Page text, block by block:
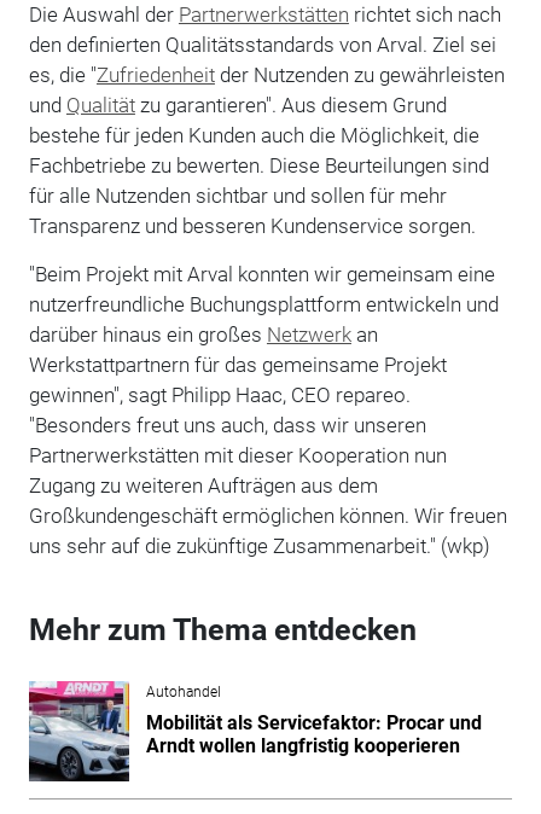
Die Auswahl der Partnerwerkstätten richtet sich nach
den definierten Qualitätsstandards von Arval. Ziel sei
es, die "Zufriedenheitder Nutzenden zu gewährleisten
und Qualitätzu garantieren". Aus diesem Grund
bestehe für jeden Kunden auch die Möglichkeit, die
Fachbetriebe zu bewerten. Diese Beurteilungen sind
für alle Nutzenden sichtbar und sollen für mehr
Transparenz und besseren Kundenservice sorgen.
"Beim Projekt mit Arval konnten wir gemeinsam eine
nutzerfreundliche Buchungsplattform entwickeln und
darüber hinaus ein großes Netzwerkan
Werkstattpartnern für das gemeinsame Projekt
gewinnen", sagt Philipp Haac, CEO repareo.
"Besonders freut uns auch, dass wir unseren
Partnerwerkstätten mit dieser Kooperation nun
Zugang zu weiteren Aufträgen aus dem
Großkundengeschäft ermöglichen können. Wir freuen
uns sehr auf die zukünftige Zusammenarbeit." (wkp)
Mehr zum Thema entdecken
Autohandel
Mobilität als Servicefaktor: Procar und
Arndt wollen langfristig kooperieren